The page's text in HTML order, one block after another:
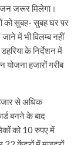
जरूर मिलेगा।
को सुबह- सुबह घर पर
में भी विलम्ब नहीं
के निर्देशन में
योजना हजारों गरीब
से अधिक
बनने के बाद
को 10 रुपए में